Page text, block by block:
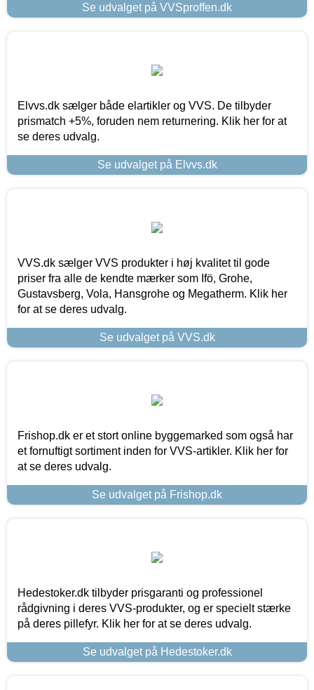
Se udvalget på VVSproffen.dk
Elvvs.dk sælger både elartikler og VVS. De tilbyder
prismatch +5%, foruden nem returnering. Klik her for at
se deres udvalg.
Se udvalget på Elvvs.dk
VVS.dk sælger VVS produkter i høj kvalitet til gode
priser fra alle de kendte mærker som Ifö, Grohe,
Gustavsberg, Vola, Hansgrohe og Megatherm. Klik her
for at se deres udvalg.
Se udvalget på VVS.dk
Frishop.dk er et stort online byggemarked som også har
et fornuftigt sortiment inden for VVS-artikler. Klik her for
at se deres udvalg.
Se udvalget på Frishop.dk
Hedestoker.dk tilbyder prisgaranti og professionel
rådgivning i deres VVS-produkter, og er specielt stærke
på deres pillefyr. Klik her for at se deres udvalg.
Se udvalget på Hedestoker.dk